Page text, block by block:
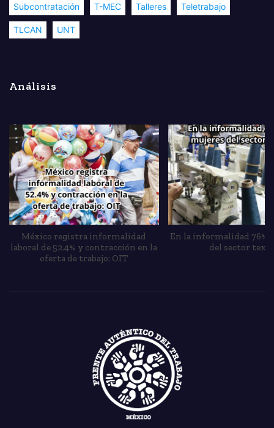
Subcontratación T-MEC Talleres Teletrabajo
TLCAN UNT
Análisis
México registra informalidad
laboral de 52.4% y contracción en la
oferta de trabajo: OIT
En la informalidad 76%
del sector